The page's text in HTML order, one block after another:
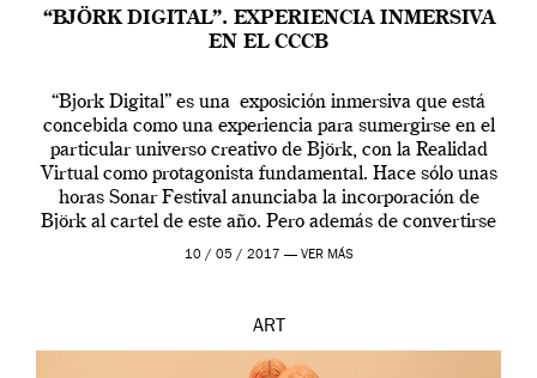
“BJÖRK DIGITAL”. EXPERIENCIA INMERSIVA
EN EL CCCB
“Bjork Digital” es una exposición inmersiva que está
concebida como una experiencia para sumergirse en el
particular universo creativo de Björk, con la Realidad
Virtual como protagonista fundamental. Hace sólo unas
horas Sonar Festival anunciaba la incorporación de
Björk al cartel de este año. Pero además de convertirse
en una de las actuaciones más relevantes […]
10 / 05 / 2017 — VER MÁS
ART